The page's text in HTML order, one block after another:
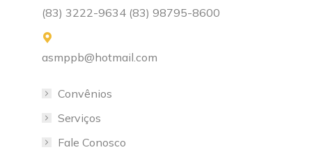
(83) 3222-9634 (83) 98795-8600
asmppb@hotmail.com
Convênios
Serviços
Fale Conosco